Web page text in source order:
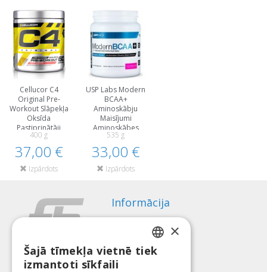
Cellucor C4
Original Pre-
Workout Slāpekļa
Oksīda
Pastiprinātāji
Pirms Treniņa Un
Еnerģētiķi
400 g
37,00 €
Izpārdots
USP Labs Modern
BCAA+
Aminoskābju
Maisījumi
Aminoskābes
Treniņa Laikā
535 g
33,00 €
Izpārdots
Informācija
Apmaksas veidi
Atteikuma tiesības
Par mums
LATVIAN
×
Šajā tīmekļa vietnē tiek
izmantoti sīkfaili